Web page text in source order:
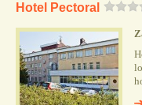
Hotel Pectoral